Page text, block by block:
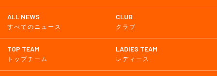
ALL NEWS
すべてのニュース
CLUB
クラブ
TOP TEAM
トップチーム
LADIES TEAM
レディース